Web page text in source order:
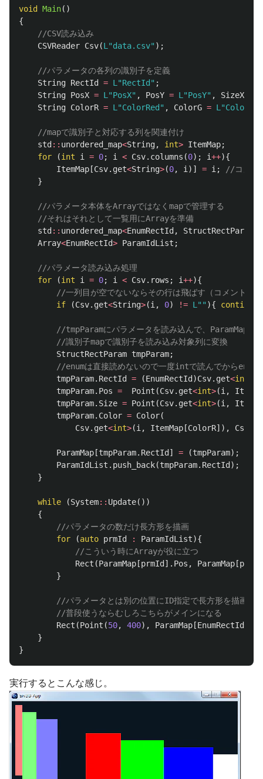
void Main()
{
//CSV読み込み
CSVReader Csv(L"data.csv" );
//パラメータの各列の識別子を定義
String RectId = L"RectId" ;
String PosX = L"PosX" , PosY = L"PosY" , SizeX
String ColorR = L"ColorRed" , ColorG =
//mapで識別子と対応する列を関連付け
std :: unordered_map<String, int> ItemMap;
for
(int i = 0; i < Csv. columns (0); i++){
ItemMap [Csv. get<String>(0, i )] = i ;
//コメン
}
//パラメータ本体をArrayではなくmapで管理する
//それはそれとして一覧用にArrayを準備
std :: unordered_map<EnumRectId , StructRectParam
Array<EnumRectId> ParamIdList ;
//パラメータ読み込み処理
for
(int i = 0; i < Csv. rows ; i++){
//一列目が空でないならその行は飛ばす（コメントア
if
(Csv. get<String>(i , 0) != L"" ){ continue
//tmpParamにパラメータを読み込んで、ParamMapに
//識別子mapで識別子を読み込み対象列に変換
StructRectParam tmpParam;
//enumは直接読めないので一度intで読んでからenum
tmpParam. RectId = (EnumRectId )Csv. get<int
tmpParam. Pos = Point (Csv. get<int>(i ,
tmpParam. Size = Point (Csv. get<int>(i ,
tmpParam. Color = Color(
Csv. get<int>(i , ItemMap [ColorR]), Csv
ParamMap [tmpParam. RectId ] = (tmpParam);
ParamIdList . push_back(tmpParam. RectId );
}
while (System:: Update())
{
//パラメータの数だけ長方形を描画
for
(auto prmId : ParamIdList){
//こういう時にArrayが役に立つ
Rect (ParamMap [prmId ]. Pos , ParamMap [prmId
}
//パラメータとは別の位置にID指定で長方形を描画
//普段使うならむしろこちらがメインになる
Rect (Point (50, 400), ParamMap [EnumRectId
}
}
実行するとこんな感じ。